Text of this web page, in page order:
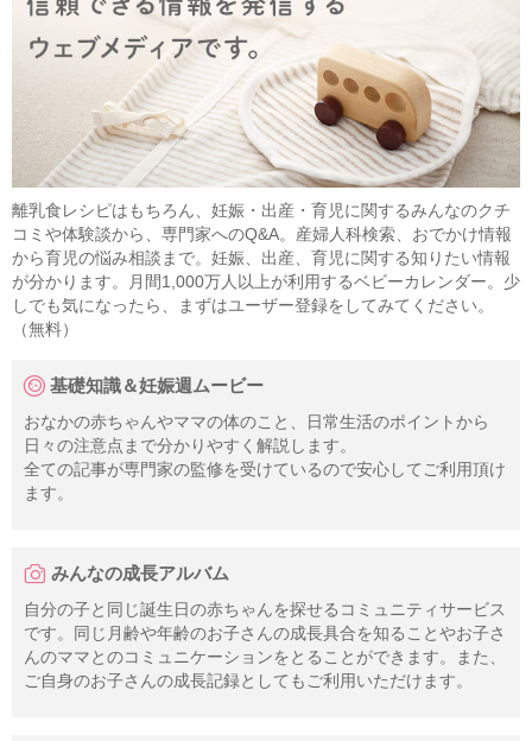
離乳食レシピはもちろん、妊娠・出産・育児に関するみんなのクチ
コミや体験談から、専門家へのQ&A。産婦人科検索、おでかけ情報
から育児の悩み相談まで。妊娠、出産、育児に関する知りたい情報
が分かります。月間1,000万人以上が利用するベビーカレンダー。少
しでも気になったら、まずはユーザー登録をしてみてください。
（無料）
基礎知識＆妊娠週ムービー
おなかの赤ちゃんやママの体のこと、日常生活のポイントから
日々の注意点まで分かりやすく解説します。
全ての記事が専門家の監修を受けているので安心してご利用頂け
ます。
みんなの成長アルバム
自分の子と同じ誕生日の赤ちゃんを探せるコミュニティサービス
です。同じ月齢や年齢のお子さんの成長具合を知ることやお子さ
んのママとのコミュニケーションをとることができます。また、
ご自身のお子さんの成長記録としてもご利用いただけます。